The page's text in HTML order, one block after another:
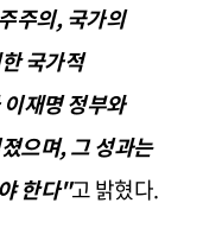
주의, 국가의
국가적
재명 정부와
으며, 그 성과는
한다"고 밝혔다.